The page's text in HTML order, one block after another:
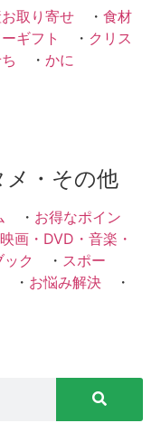
取り寄せ ・ 食材
ギフト ・ クリス
・ かに
メ・その他
・ お得なポイン
画・DVD・音楽・
ク ・ スポー
・ お悩み解決 ・